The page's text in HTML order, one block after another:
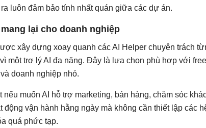
luôn đảm bảo tính nhất quán giữa các dự án.
lại cho doanh nghiệp
xây dựng xoay quanh các AI Helper chuyên trách
một trợ lý AI đa năng. Đây là lựa chọn phù hợp với
doanh nghiệp nhỏ.
nếu muốn AI hỗ trợ marketing, bán hàng, chăm sóc
động vận hành hằng ngày mà không cần thiết lập các
quá phức tạp.